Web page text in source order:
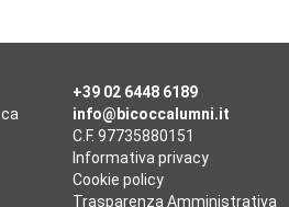
+39 02 6448 6189
info@bicoccalumni.it
C.F. 97735880151
Informativa privacy
Cookie policy
Trasparenza Amministrativa